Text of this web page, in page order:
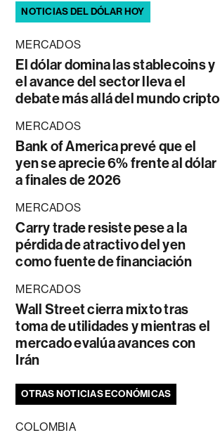
NOTICIAS DEL DÓLAR HOY
MERCADOS
El dólar domina las stablecoins y
el avance del sector lleva el
debate más allá del mundo cripto
MERCADOS
Bank of America prevé que el
yen se aprecie 6% frente al dólar
a finales de 2026
MERCADOS
Carry trade resiste pese a la
pérdida de atractivo del yen
como fuente de financiación
MERCADOS
Wall Street cierra mixto tras
toma de utilidades y mientras el
mercado evalúa avances con
Irán
OTRAS NOTICIAS ECONÓMICAS
COLOMBIA